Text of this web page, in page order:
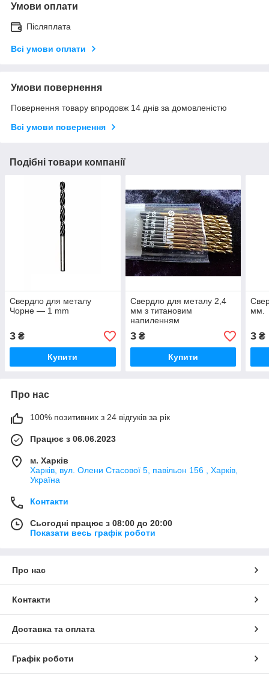
Умови оплати
Післяплата
Всі умови оплати
Умови повернення
Повернення товару впродовж 14 днів за домовленістю
Всі умови повернення
Подібні товари компанії
Свердло для металу
Чорне — 1 mm
3 ₴
Купити
Свердло для металу 2,4
мм з титановим
напиленням
3₴
Купити
мм.
3 ₴
Про нас
100% позитивних з 24 відгуків за рік
Працює з 06.06.2023
м. Харків
Харків, вул. Олени Стасової 5, павільон 156 , Харків,
Україна
Контакти
Сьогодні працює з 08:00 до 20:00
Показати весь графік роботи
Про нас
Контакти
Доставка та оплата
Графік роботи